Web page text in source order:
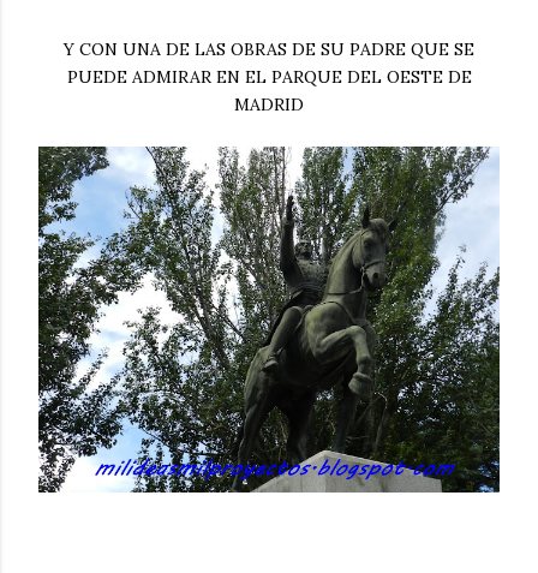
Y CON UNA DE LAS OBRAS DE SU PADRE QUE SE
PUEDE ADMIRAR EN EL PARQUE DEL OESTE DE
MADRID